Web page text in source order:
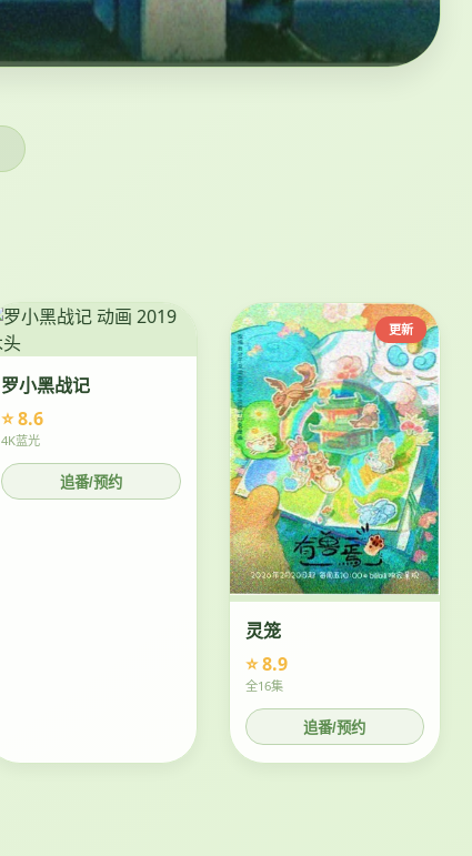
罗小黑战记
⭐ 8.6
4K蓝光
追番/预约
更新
灵笼
⭐ 8.9
全16集
追番/预约